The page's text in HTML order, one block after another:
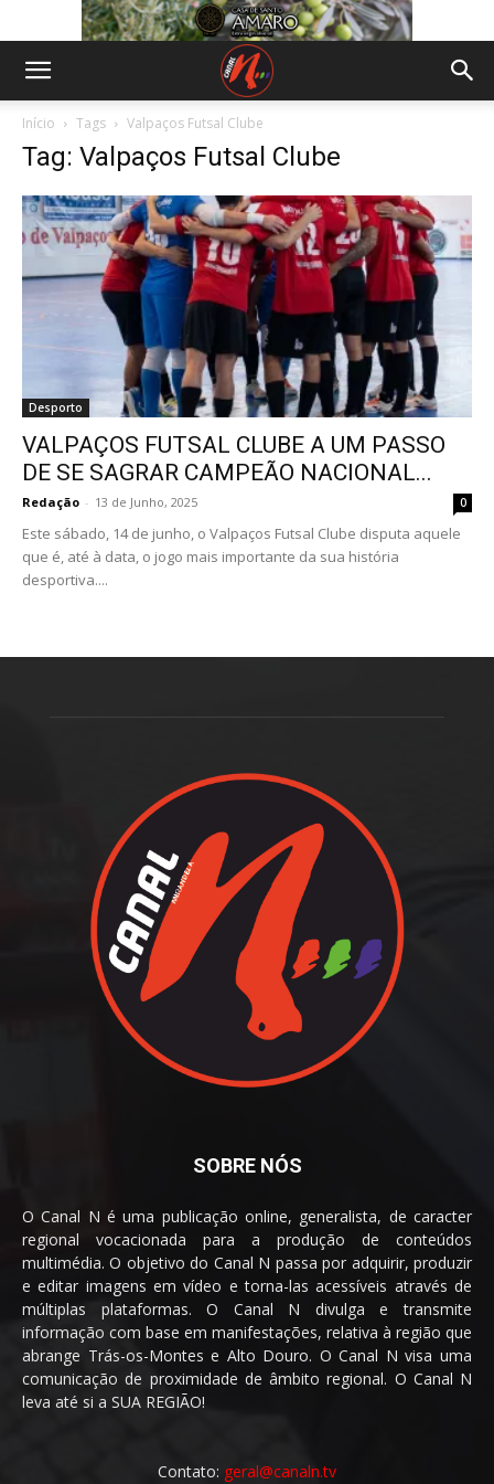
Início Tags Valpaços Futsal Clube
Tag: Valpaços Futsal Clube
Desporto
VALPAÇOS FUTSAL CLUBE A UM PASSO
DE SE SAGRAR CAMPEÃO NACIONAL...
Redação - 13 de Junho, 2025 0
Este sábado, 14 de junho, o Valpaços Futsal Clube disputa aquele
que é, até à data, o jogo mais importante da sua história
desportiva....
SOBRE NÓS
O Canal N é uma publicação online, generalista, de caracter
regional vocacionada para a produção de conteúdos
multimédia. O objetivo do Canal N passa por adquirir, produzir
e editar imagens em vídeo e torna-las acessíveis através de
múltiplas plataformas. O Canal N divulga e transmite
informação com base em manifestações, relativa à região que
abrange Trás-os-Montes e Alto Douro. O Canal N visa uma
comunicação de proximidade de âmbito regional. O Canal N
leva até si a SUA REGIÃO!
Contato: geral@canaln.tv